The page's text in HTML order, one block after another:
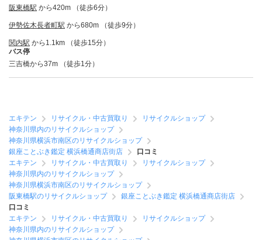
阪東橋駅 から420m （徒歩6分）
伊勢佐木長者町駅 から680m （徒歩9分）
関内駅 から1.1km （徒歩15分）
バス停
三吉橋から37m （徒歩1分）
エキテン リサイクル・中古買取り
リサイクルショップ
神奈川県内のリサイクルショップ
神奈川県横浜市南区のリサイクルショップ
銀座ことぶき鑑定 横浜橋通商店街店
口コミ
エキテン
リサイクル・中古買取り
リサイクルショップ
神奈川県内のリサイクルショップ
神奈川県横浜市南区のリサイクルショップ
阪東橋駅のリサイクルショップ
銀座ことぶき鑑定 横浜橋通商店街店
口コミ
エキテン
リサイクル・中古買取り
リサイクルショップ
神奈川県内のリサイクルショップ